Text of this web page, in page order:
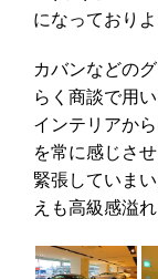
になっており
カバンなどの
らく商談で用
インテリアか
を常に感じさ
緊張していま
えも高級感溢